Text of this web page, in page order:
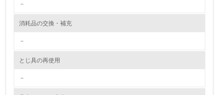
環境活動に関する規格やプログラムを導入している
－
消耗品の交換・補充
－
とじ具の再使用
－